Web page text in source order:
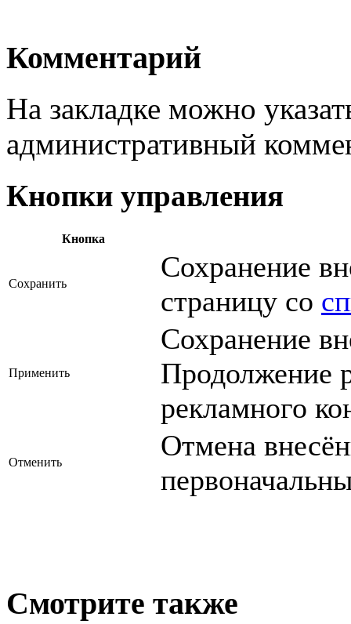
Комментарий
На закладке можно
административный
Кнопки управления
Кнопка
Сохранить
Сохранение
страницу со
Применить
Сохранение
Продолжение
рекламного
Отменить
Отмена
Смотрите также